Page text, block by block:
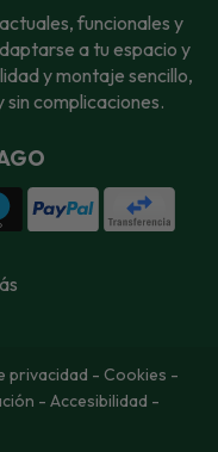
funcionales y
a tu espacio y
y montaje sencillo,
complicaciones.
privacidad - Cookies -
- Accesibilidad -